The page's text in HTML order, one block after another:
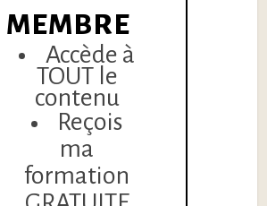
MEMBRE
Accède à
TOUT le
contenu
Reçois
ma
formation